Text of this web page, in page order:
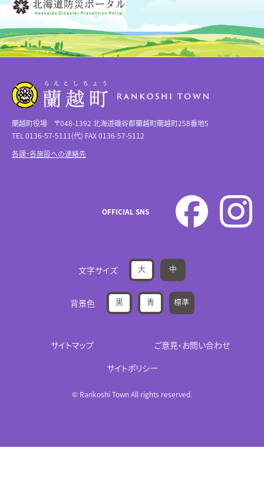
蘭越町役場 〒048-1392 北海道磯谷郡蘭越町蘭越町258番地5
TEL 0136-57-5111(代) FAX 0136-57-5112
各課・各施設への連絡先
OFFICIAL SNS
文字サイズ 大 中
背景色 黒 青 標準
サイトマップ
ご意見・お問い合わせ
サイトポリシー
© Rankoshi Town All rights reserved.